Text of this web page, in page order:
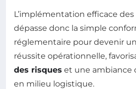
L’implémentation efficace
dépasse donc la simple
réglementaire pour devenir
réussite opérationnelle,
des risques et une ambiance
en milieu logistique.